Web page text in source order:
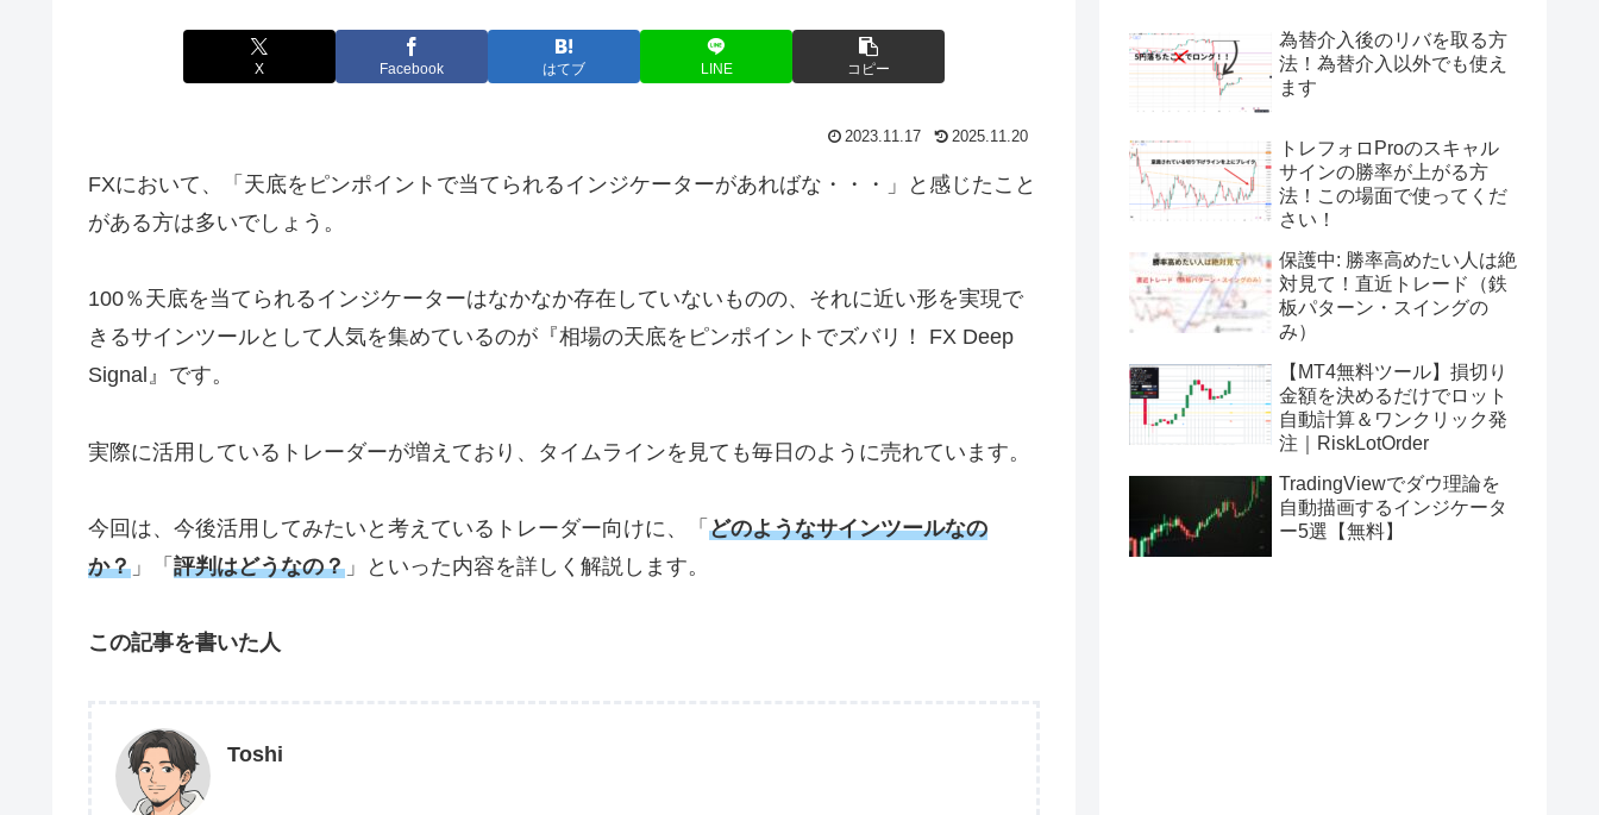
X Facebook はてブ LINE コピー
2023.11.17 2025.11.20
FXにおいて、「天底をピンポイントで当てられるインジケーターがあればな・・・」と感じたこと
がある方は多いでしょう。
100％天底を当てられるインジケーターはなかなか存在していないものの、それに近い形を実現で
きるサインツールとして人気を集めているのが『相場の天底をピンポイントでズバリ！ FX Deep
Signal』です。
実際に活用しているトレーダーが増えており、タイムラインを見ても毎日のように売れています。
今回は、今後活用してみたいと考えているトレーダー向けに、「 どのようなサインツールなの
か？ 」「 評判はどうなの？ 」といった内容を詳しく解説します。
この記事を書いた人
Toshi
為替介入後のリバを取る方
法！為替介入以外でも使え
ます
トレフォロProのスキャル
サインの勝率が上がる方
法！この場面で使ってくだ
さい！
保護中: 勝率高めたい人は絶
対見て！直近トレード（鉄
板パターン・スイングの
み）
【MT4無料ツール】損切り
金額を決めるだけでロット
自動計算＆ワンクリック発
注｜RiskLotOrder
TradingViewでダウ理論を
自動描画するインジケータ
ー5選【無料】